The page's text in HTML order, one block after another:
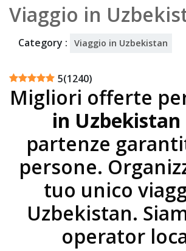
Viaggio in
Category : Viaggio in Uzbekistan
5(1240)
Migliori offerte
in Uzbekistan
partenze
persone.
tuo unico
Uzbekistan.
operator